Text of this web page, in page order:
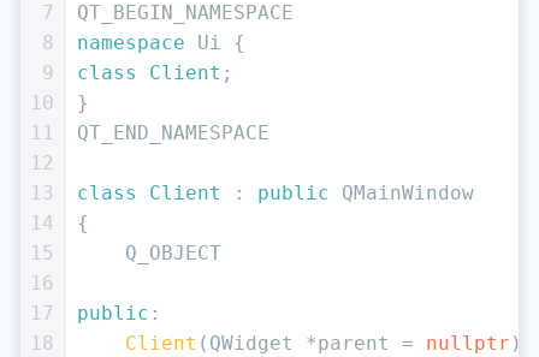
7
8
9
10
11
12
13
14
15
16
17
18
QT_BEGIN_NAMESPACE
namespace Ui {
class
Client ;
}
QT_END_NAMESPACE
class Client : public QMainWindow
{
    Q_OBJECT
public :
Client (QWidget *parent = nullptr );